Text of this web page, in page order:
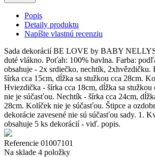
Popis
Detaily produktu
Napíšte vlastnú recenziu
Sada dekorácií BE LOVE by BABY
duté vlákno. Poťah: 100% bavlna. Farba:
obsahuje - 2x srdiečko, nechtík, 2xhvězdičku.
šírka cca 15cm, dĺžka sa stužkou cca 28cm.
Hviezdička - šírka cca 18cm, dĺžka sa
nie je súčasťou. Nechtík - šírka cca 24cm,
28cm. Kolíček nie je súčasťou. Štipce a
dekorácie zavesené nie sú súčasťou sady. 1.
obsahuje 5 ks dekorácií - viď. popis.
Referencie 01007101
Na sklade 4 položky